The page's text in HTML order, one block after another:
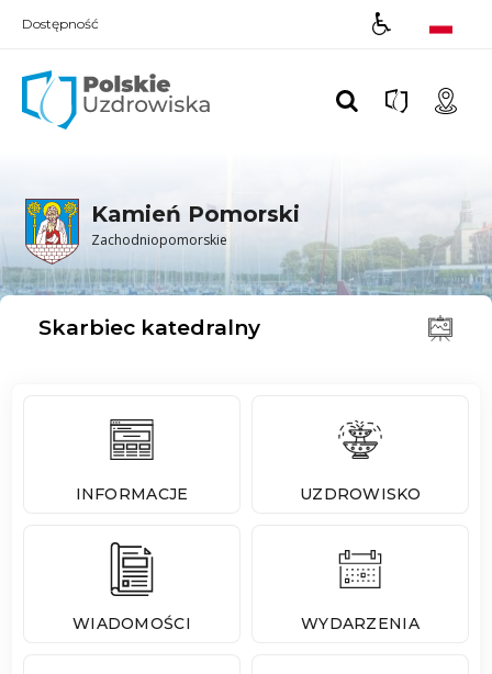
Dostępność
Kamień Pomorski
Zachodniopomorskie
Skarbiec katedralny
INFORMACJE UZDROWISKO
WIADOMOŚCI WYDARZENIA